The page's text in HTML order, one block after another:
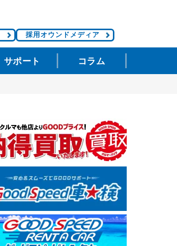
採用オウンドメディア
サポート コラム